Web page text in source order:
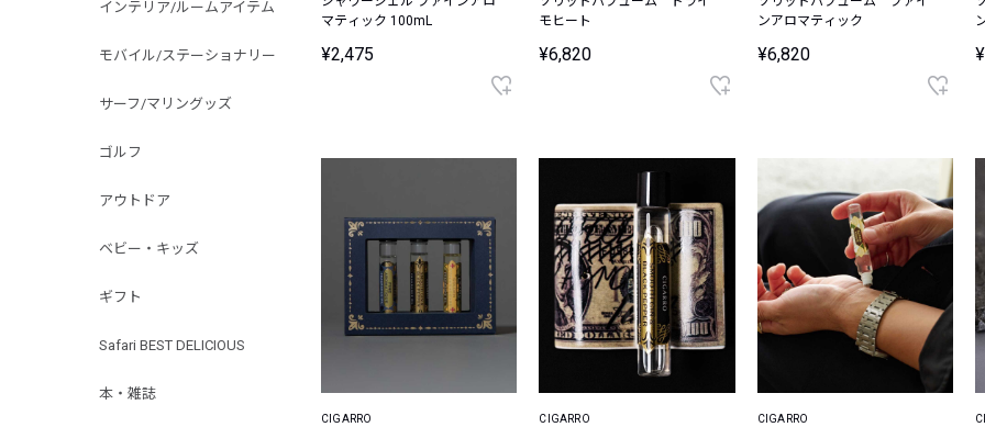
インテリア/ルームアイテム
モバイル/ステーショナリー
サーフ/マリングッズ
ゴルフ
アウトドア
ベビー・キッズ
ギフト
Safari BEST DELICIOUS
本・雑誌
マティック 100mL
¥2,475
モヒート
¥6,820
ンアロマティック
¥6,820
CIGARRO CIGARRO CIGARRO